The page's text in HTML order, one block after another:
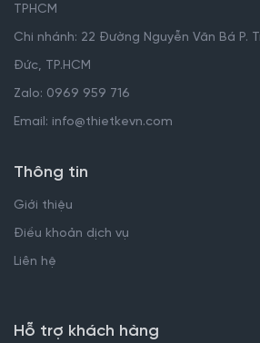
TPHCM
Chi nhánh: 22 Đường Nguyễn Văn Bá P.
Đức, TP.HCM
Zalo: 0969 959 716
Email: info@thietkevn.com
Thông tin
Giới thiệu
Điều khoản dịch vụ
Liên hệ
Hỗ trợ khách hàng